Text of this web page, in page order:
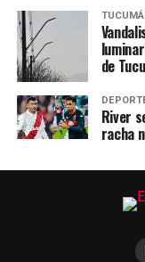
de
River
racha